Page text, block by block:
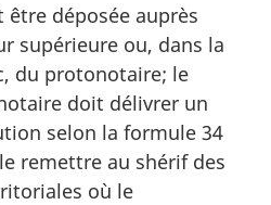
être déposée auprès
supérieure ou, dans la
du protonotaire; le
doit délivrer un
selon la formule 34
remettre au shérif des
où le